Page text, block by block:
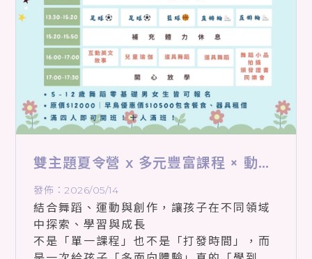
雙主題夏令營 x 多元豐富課程 × 動靜
平衡發展｜台北瑜珈教學｜萬華區瑜
珈教學
發佈：2026/05/14
結合舞蹈、運動與創作，讓孩子在不同領域
中探索、學習與成長
不是「單一課程」也不是「打發時間」，而